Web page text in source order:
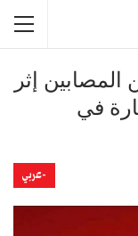
إثر
في
-عربي